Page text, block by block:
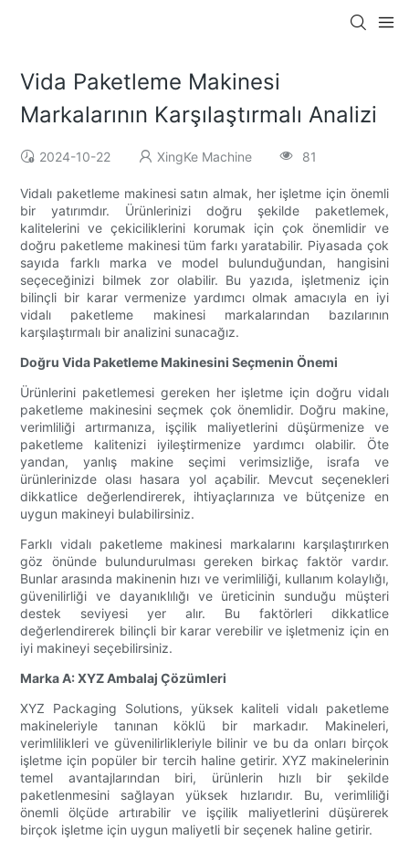
Vida Paketleme Makinesi
Markalarının Karşılaştırmalı Analizi
2024-10-22 XingKe Machine 81
Vidalı paketleme makinesi satın almak, her işletme için önemli
bir yatırımdır. Ürünlerinizi doğru şekilde paketlemek,
kalitelerini ve çekiciliklerini korumak için çok önemlidir ve
doğru paketleme makinesi tüm farkı yaratabilir. Piyasada çok
sayıda farklı marka ve model bulunduğundan, hangisini
seçeceğinizi bilmek zor olabilir. Bu yazıda, işletmeniz için
bilinçli bir karar vermenize yardımcı olmak amacıyla en iyi
vidalı paketleme makinesi markalarından bazılarının
karşılaştırmalı bir analizini sunacağız.
Doğru Vida Paketleme Makinesini Seçmenin Önemi
Ürünlerini paketlemesi gereken her işletme için doğru vidalı
paketleme makinesini seçmek çok önemlidir. Doğru makine,
verimliliği artırmanıza, işçilik maliyetlerini düşürmenize ve
paketleme kalitenizi iyileştirmenize yardımcı olabilir. Öte
yandan, yanlış makine seçimi verimsizliğe, israfa ve
ürünlerinizde olası hasara yol açabilir. Mevcut seçenekleri
dikkatlice değerlendirerek, ihtiyaçlarınıza ve bütçenize en
uygun makineyi bulabilirsiniz.
Farklı vidalı paketleme makinesi markalarını karşılaştırırken
göz önünde bulundurulması gereken birkaç faktör vardır.
Bunlar arasında makinenin hızı ve verimliliği, kullanım kolaylığı,
güvenilirliği ve dayanıklılığı ve üreticinin sunduğu müşteri
destek seviyesi yer alır. Bu faktörleri dikkatlice
değerlendirerek bilinçli bir karar verebilir ve işletmeniz için en
iyi makineyi seçebilirsiniz.
Marka A: XYZ Ambalaj Çözümleri
XYZ Packaging Solutions, yüksek kaliteli vidalı paketleme
makineleriyle tanınan köklü bir markadır. Makineleri,
verimlilikleri ve güvenilirlikleriyle bilinir ve bu da onları birçok
işletme için popüler bir tercih haline getirir. XYZ makinelerinin
temel avantajlarından biri, ürünlerin hızlı bir şekilde
paketlenmesini sağlayan yüksek hızlarıdır. Bu, verimliliği
önemli ölçüde artırabilir ve işçilik maliyetlerini düşürerek
birçok işletme için uygun maliyetli bir seçenek haline getirir.